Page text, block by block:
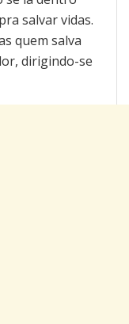
salvar vidas.
quem salva
dirigindo-se